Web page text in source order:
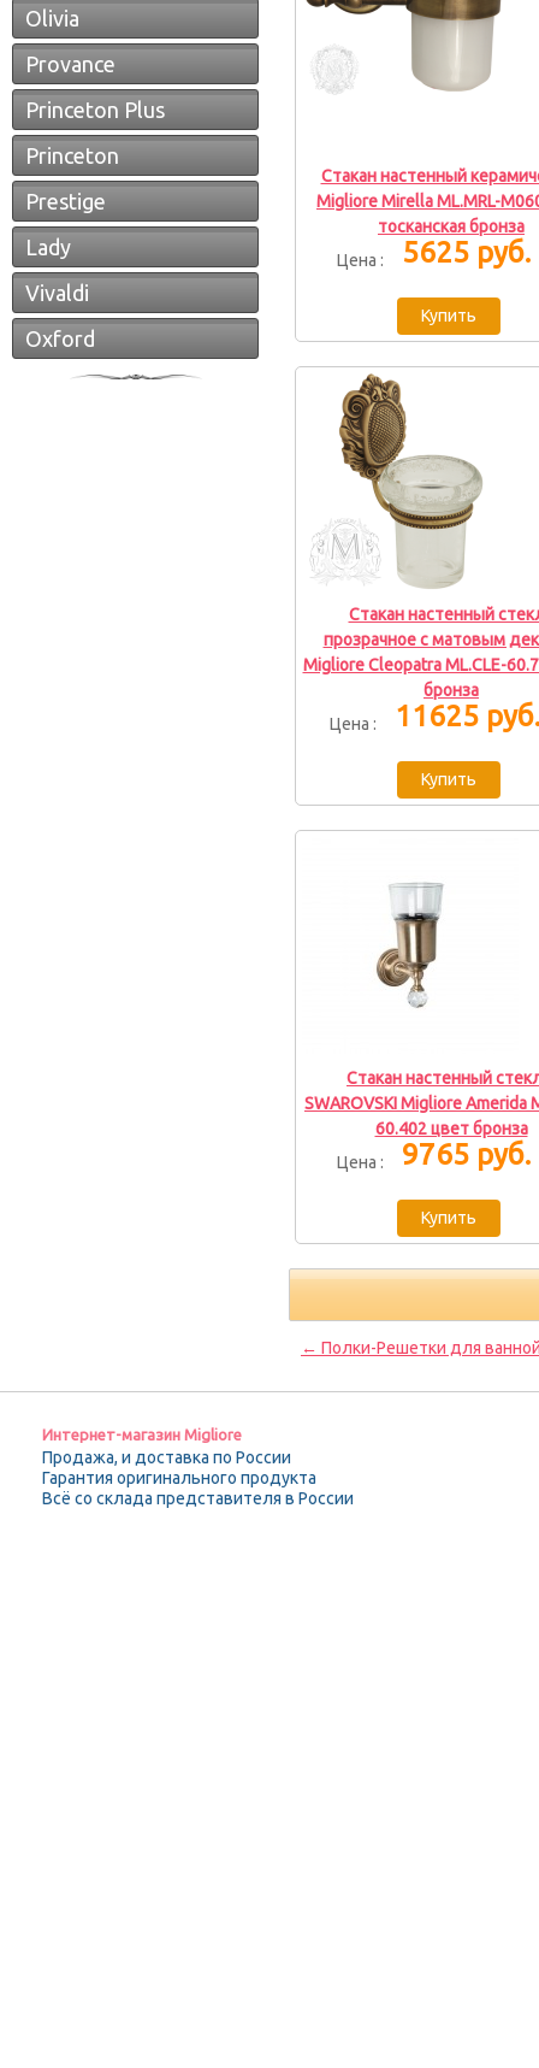
Olivia
Provance
Princeton Plus
Princeton
Prestige
Lady
Vivaldi
Oxford
Стакан настенный
Migliore Mirella ML.MRL-
тосканская бронза
Цена :
5625 руб.
Стакан настенный
прозрачное с матовым
Migliore Cleopatra ML.CLE-
бронза
Цена :
11625 руб.
Стакан настенный
SWAROVSKI Migliore Amerida
60.402 цвет бронза
Цена :
9765 руб.
← Полки-Решетки для
Интернет-магазин Migliore
Продажа, и доставка по России
Гарантия оригинального продукта
Всё со склада представителя в России